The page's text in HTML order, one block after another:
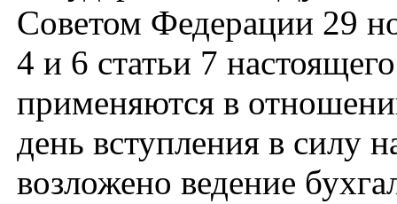
Советом Федерации 29
4 и 6 статьи 7
применяются в
день вступления в силу
возложено ведение